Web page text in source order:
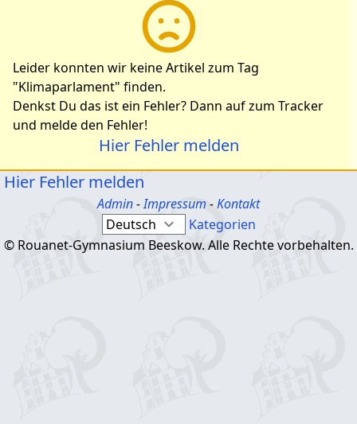
Leider konnten wir keine Artikel zum Tag
"Klimaparlament" finden.
Denkst Du das ist ein Fehler? Dann auf zum Tracker
und melde den Fehler!
Hier Fehler melden
Hier Fehler melden
Admin-Impressum-Kontakt
Kategorien
© Rouanet-Gymnasium Beeskow. Alle Rechte vorbehalten.